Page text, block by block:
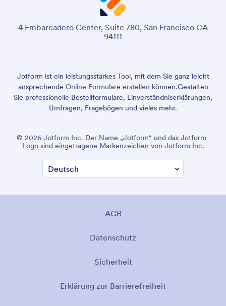
4 Embarcadero Center, Suite 780, San Francisco CA
94111
Jotform ist ein leistungsstarkes Tool, mit dem Sie ganz leicht
ansprechende Online Formulare erstellen können.Gestalten
Sie professionelle Bestellformulare, Einverständniserklärungen,
Umfragen, Fragebögen und vieles mehr.
© 2026 Jotform Inc. Der Name „Jotform“ und das Jotform-
Logo sind eingetragene Markenzeichen von Jotform Inc.
AGB
Datenschutz
Sicherheit
Erklärung zur Barrierefreiheit